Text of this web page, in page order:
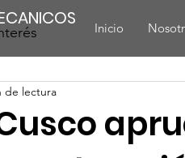
Inicio
de lectura